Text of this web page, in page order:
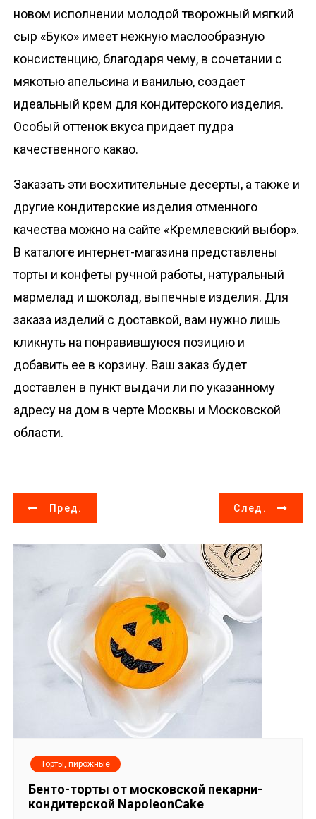
новом исполнении молодой творожный мягкий
сыр «Буко» имеет нежную маслообразную
консистенцию, благодаря чему, в сочетании с
мякотью апельсина и ванилью, создает
идеальный крем для кондитерского изделия.
Особый оттенок вкуса придает пудра
качественного какао.
Заказать эти восхитительные десерты, а также и
другие кондитерские изделия отменного
качества можно на сайте «Кремлевский выбор».
В каталоге интернет-магазина представлены
торты и конфеты ручной работы, натуральный
мармелад и шоколад, выпечные изделия. Для
заказа изделий с доставкой, вам нужно лишь
кликнуть на понравившуюся позицию и
добавить ее в корзину. Ваш заказ будет
доставлен в пункт выдачи ли по указанному
адресу на дом в черте Москвы и Московской
области.
Н
а
Пред. След.
Торты, пирожные
Бенто-торты от московской пекарни-
кондитерской NapoleonCake